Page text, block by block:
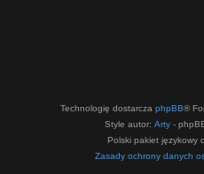
Technologię dostarcza phpBB®
Style autor: Arty -
Polski pakiet językowy
Zasady ochrony danych